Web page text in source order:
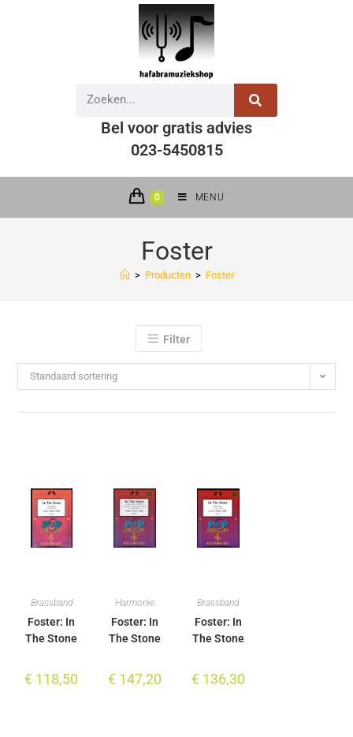
Bel voor gratis advies
023-5450815
0 MENU
Foster
> Producten > Foster
Filter
Standaard sortering
Brassband
Foster: In
The Stone
€ 118,50
Harmonie
Foster: In
The Stone
€ 147,20
Brassband
Foster: In
The Stone
€136,30